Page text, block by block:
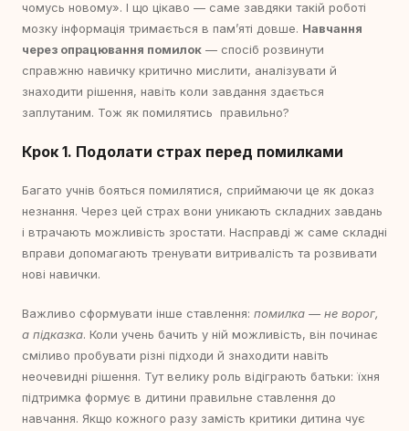
чомусь новому». І що цікаво — саме завдяки такій роботі
мозку інформація тримається в пам’яті довше. Навчання
через опрацювання помилок — спосіб розвинути
справжню навичку критично мислити, аналізувати й
знаходити рішення, навіть коли завдання здається
заплутаним. Тож як помилятись правильно?
Крок 1. Подолати страх перед помилками
Багато учнів бояться помилятися, сприймаючи це як доказ
незнання. Через цей страх вони уникають складних завдань
і втрачають можливість зростати. Насправді ж саме складні
вправи допомагають тренувати витривалість та розвивати
нові навички.
Важливо сформувати інше ставлення: помилка — не ворог,
а підказка. Коли учень бачить у ній можливість, він починає
сміливо пробувати різні підходи й знаходити навіть
неочевидні рішення. Тут велику роль відіграють батьки: їхня
підтримка формує в дитини правильне ставлення до
навчання. Якщо кожного разу замість критики дитина чує